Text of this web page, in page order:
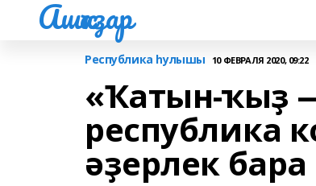
Ашҡаҙар
Республика һулышы 10 ФЕВРАЛЯ 2020, 09:22
«Ҡатын-ҡыҙ
республика
әҙерлек бара